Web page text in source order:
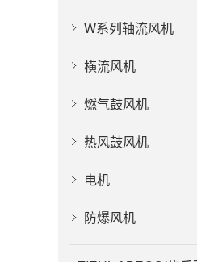
W系列轴流风机
横流风机
燃气鼓风机
热风鼓风机
电机
防爆风机